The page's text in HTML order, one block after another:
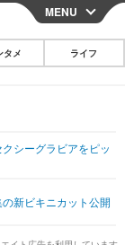
CLOSE
その他
・ドラマ
MENU
タメ ライフ
シーグラビアをピッ
新ビキニカット公開